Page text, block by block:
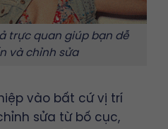
trực quan giúp bạn dễ
và chỉnh sửa
vào bất cứ vị trí
sửa từ bố cục,